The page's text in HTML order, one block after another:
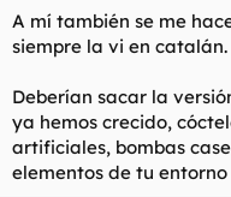
A mí también se me
siempre la vi en catalán.
Deberían sacar la
ya hemos crecido,
artificiales, bombas
elementos de tu